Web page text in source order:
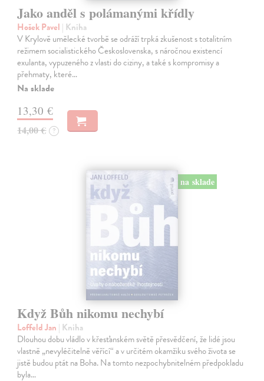
Jako anděl s polámanými křídly
Hošek Pavel | Kniha
V Krylově umělecké tvorbě se odráží trpká zkušenost s totalitním
režimem socialistického Československa, s náročnou existencí
exulanta, vypuzeného z vlasti do ciziny, a také s kompromisy a
přehmaty, které…
Na sklade
13,30 €
14,00 € ?
na sklade
Když Bůh nikomu nechybí
Loffeld Jan | Kniha
Dlouhou dobu vládlo v křesťanském světě přesvědčení, že lidé jsou
vlastně „nevyléčitelně věřící“ a v určitém okamžiku svého života se
jistě budou ptát na Boha. Na tomto nezpochybnitelném předpokladu
byla…